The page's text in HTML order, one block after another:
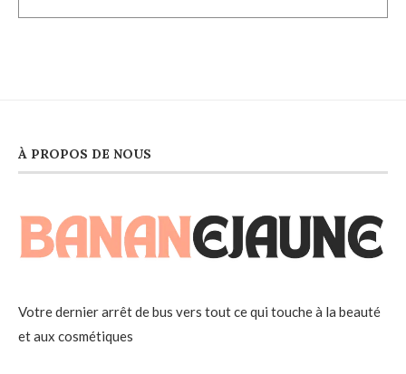
À PROPOS DE NOUS
Votre dernier arrêt de bus vers tout ce qui touche à la beauté
et aux cosmétiques